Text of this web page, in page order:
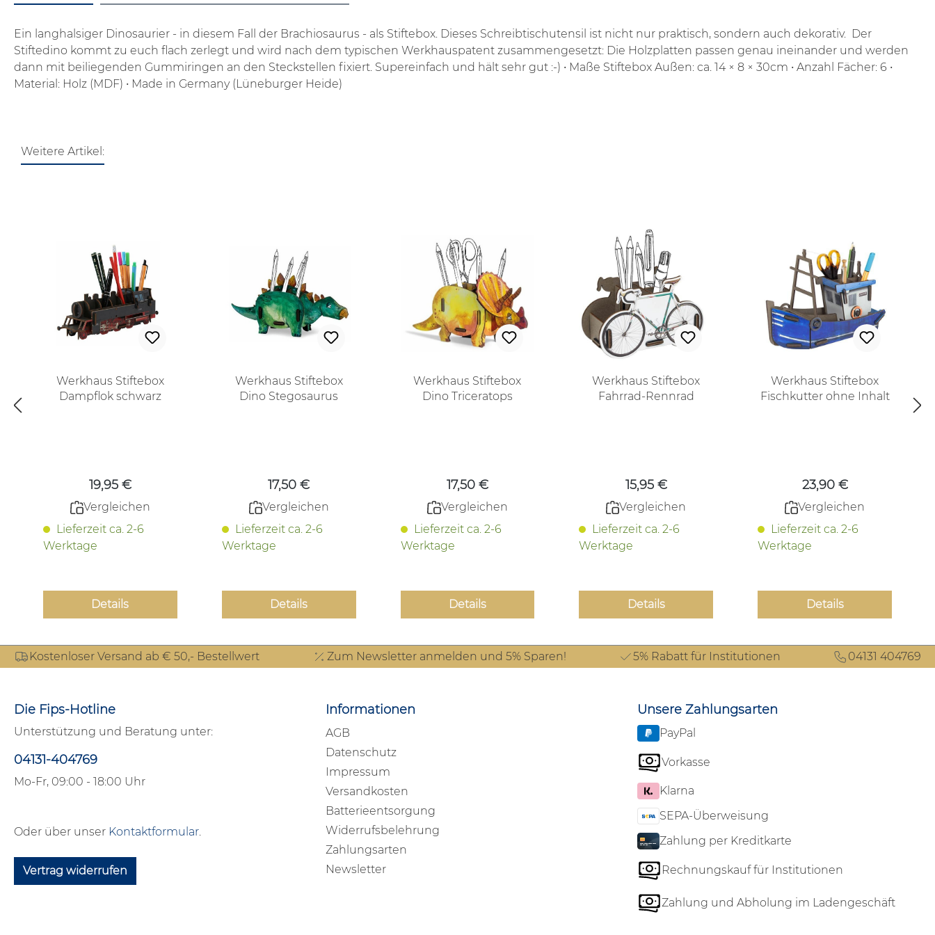
Ein langhalsiger Dinosaurier - in diesem Fall der Brachiosaurus - als Stiftebox. Dieses Schreibtischutensil ist nicht nur praktisch, sondern auch dekorativ. Der
Stiftedino kommt zu euch flach zerlegt und wird nach dem typischen Werkhauspatent zusammengesetzt: Die Holzplatten passen genau ineinander und werden
dann mit beiliegenden Gummiringen an den Steckstellen fixiert. Supereinfach und hält sehr gut :-) • Maße Stiftebox Außen: ca. 14 × 8 × 30cm • Anzahl Fächer: 6 •
Material: Holz (MDF) • Made in Germany (Lüneburger Heide)
Weitere Artikel:
Werkhaus Stiftebox
Dampflok schwarz
19,95 €
Vergleichen
Lieferzeit ca. 2-6
Werktage
Details
Werkhaus Stiftebox
Dino Stegosaurus
17,50 €
Vergleichen
Lieferzeit ca. 2-6
Werktage
Details
Werkhaus Stiftebox
Dino Triceratops
17,50 €
Vergleichen
Lieferzeit ca. 2-6
Werktage
Details
Werkhaus Stiftebox
Fahrrad-Rennrad
15,95 €
Vergleichen
Lieferzeit ca. 2-6
Werktage
Details
Werkhaus Stiftebox
Fischkutter ohne Inhalt
23,90 €
Vergleichen
Lieferzeit ca. 2-6
Werktage
Details
Kostenloser Versand ab € 50,- Bestellwert Zum Newsletter anmelden und 5% Sparen! 5% Rabatt für Institutionen 04131 404769
Die Fips-Hotline
Unterstützung und Beratung unter:
04131-404769
Mo-Fr, 09:00 - 18:00 Uhr
Oder über unser Kontaktformular.
Vertrag widerrufen
Informationen
AGB
Datenschutz
Impressum
Versandkosten
Batterieentsorgung
Widerrufsbelehrung
Zahlungsarten
Newsletter
Unsere Zahlungsarten
PayPal
Vorkasse
Klarna
SEPA-Überweisung
Zahlung per Kreditkarte
Rechnungskauf für Institutionen
Zahlung und Abholung im Ladengeschäft